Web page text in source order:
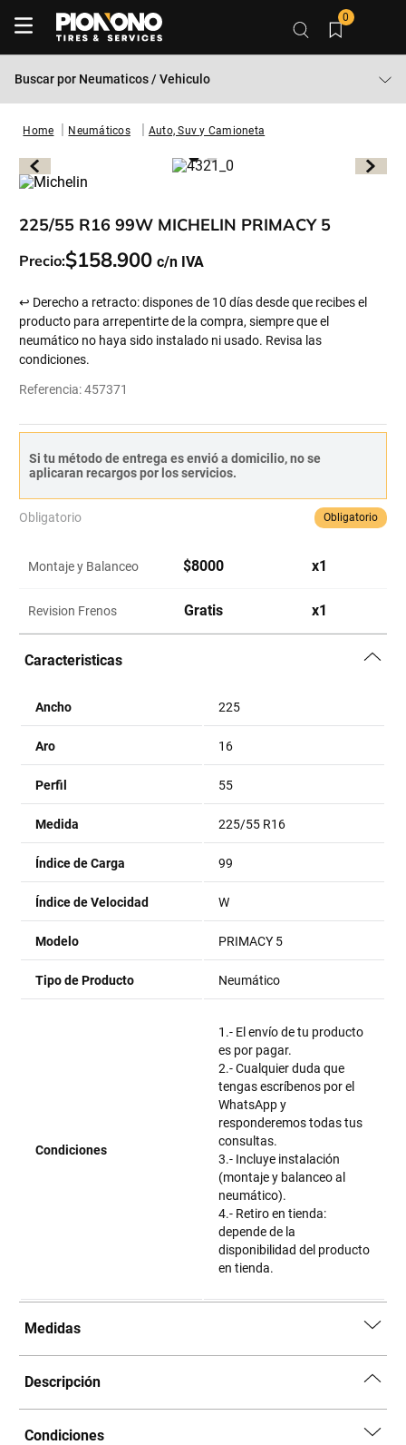
0
Buscar por Neumaticos / Vehiculo
Neumáticos Auto, Suv y Camioneta
225/55 R16 99W MICHELIN PRIMACY 5
Precio:$158.900
↩ Derecho a retracto: dispones de 10 días desde que recibes el
producto para arrepentirte de la compra, siempre que el
neumático no haya sido instalado ni usado. Revisa las
condiciones.
Referencia:457371
Si tu método de entrega es envió a domicilio, no se
aplicaran recargos por los servicios.
Obligatorio Obligatorio
Montaje y Balanceo $8000 x1
Revision Frenos Gratis x1
Caracteristicas
Ancho 225
Aro 16
Perfil 55
Medida 225/55 R16
Índice de Carga 99
Índice de Velocidad W
Modelo PRIMACY 5
Tipo de Producto Neumático
Condiciones
1.- El envío de tu producto
es por pagar.
2.- Cualquier duda que
tengas escríbenos por el
WhatsApp y
responderemos todas tus
consultas.
3.- Incluye instalación
(montaje y balanceo al
neumático).
4.- Retiro en tienda:
depende de la
disponibilidad del producto
en tienda.
Medidas
Descripción
Condiciones